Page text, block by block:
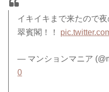
イキイキまで来たので
翠賓閣！！
— マンションマニア
0